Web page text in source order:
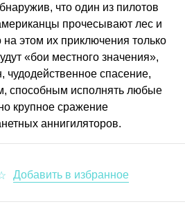
что один из пилотов
прочесывают лес и
этом их приключения только
«бои местного значения»,
чудодейственное спасение,
способным исполнять любые
крупное сражение
аннигиляторов.